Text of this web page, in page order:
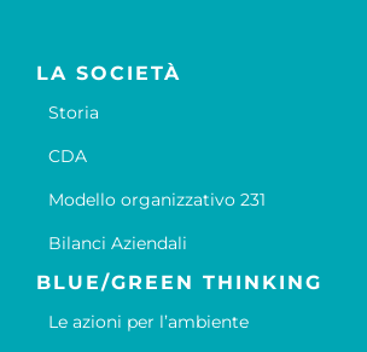
LA SOCIETÀ
Storia
CDA
Modello organizzativo 231
Bilanci Aziendali
BLUE/GREEN THINKING
Le azioni per l’ambiente